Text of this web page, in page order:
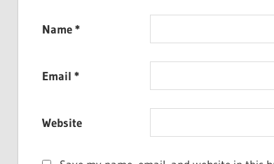
Name*
Email *
Website